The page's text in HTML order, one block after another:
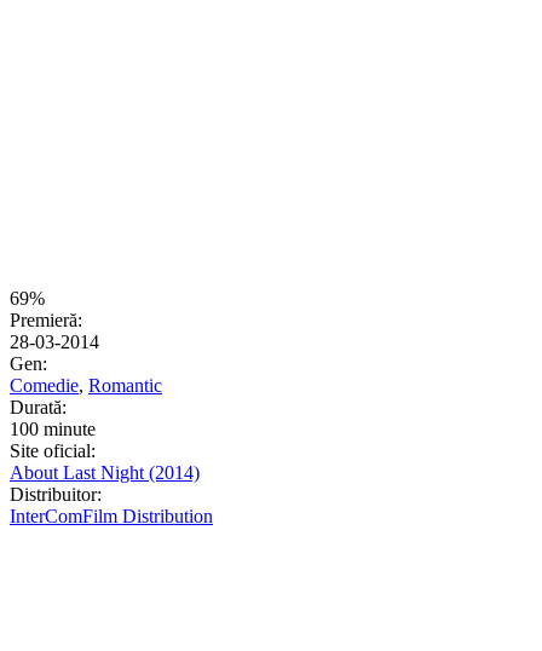
69%
Premieră:
28-03-2014
Gen:
Comedie, Romantic
Durată:
100 minute
Site oficial:
About Last Night (2014)
Distribuitor:
InterComFilm Distribution